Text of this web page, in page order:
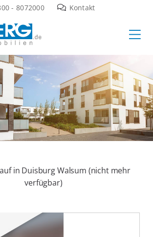
- 8072000 Kontakt
in Duisburg Walsum (nicht mehr
verfügbar)